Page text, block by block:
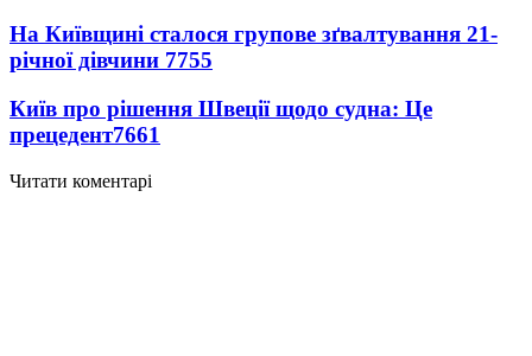
На Київщині сталося групове зґвалтування 21-
річної дівчини 7755
Київ про рішення Швеції щодо судна: Це
прецедент7661
Читати коментарі